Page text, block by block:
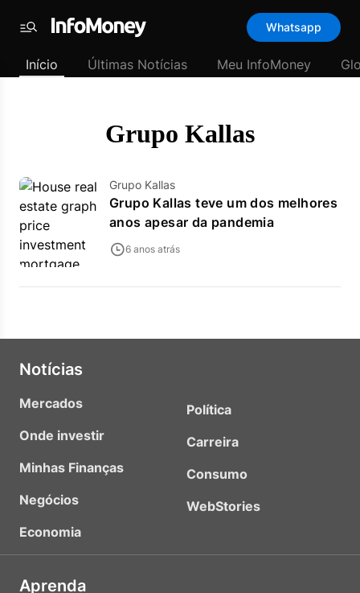
padrão
Últimas
Menu
Whatsapp
Início Últimas Notícias Meu InfoMoney
Grupo Kallas
Grupo Kallas
Grupo Kallas teve um dos melhores
anos apesar da pandemia
6 anos atrás
Notícias
Mercados
Onde investir
Minhas Finanças
Negócios
Economia
Política
Carreira
Consumo
WebStories
Aprenda